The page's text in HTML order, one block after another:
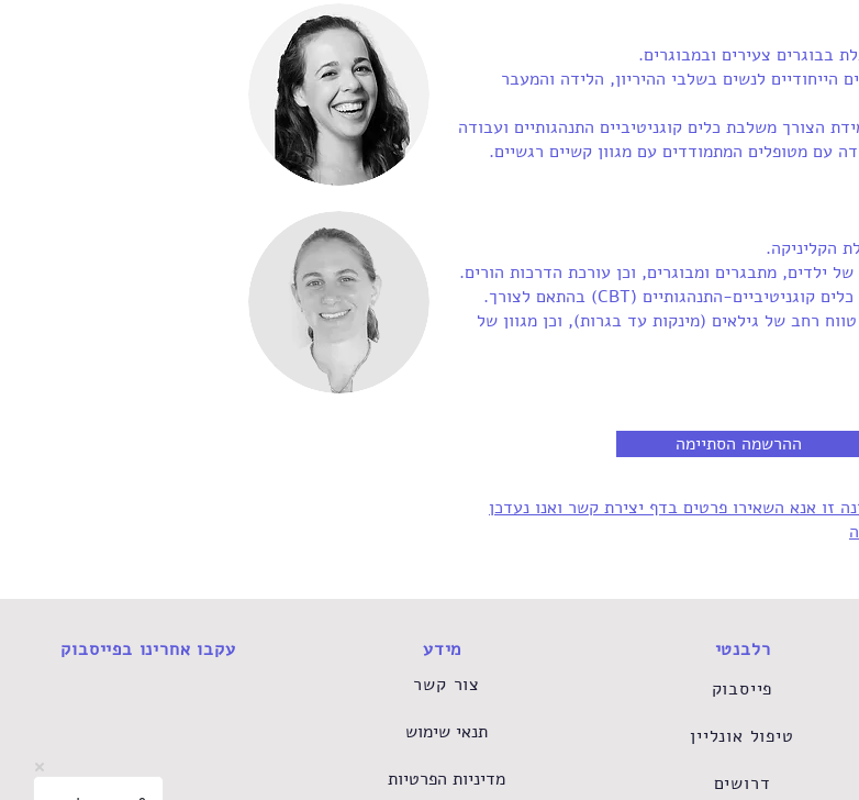
בבוגרים צעירים ובמבוגרים.
הייחודיים לנשים בשלבי ההיריון, הלידה והמעבר
הצורך משלבת כלים קוגניטיביים התנהגותיים ועבודה
עם מטופלים המתמודדים עם מגוון קשיים רגשיים.
הקליניקה.
של ילדים, מתבגרים ומבוגרים, וכן עורכת הדרכות הורים.
מטפלת בגישה דינאמית ומשלבת כלים קוגניטיביים-התנהגותיים (CBTׂׂ) בהתאם לצורך.
טווח רחב של גילאים (מינקות עד בגרות), וכן מגוון של
ההרשמה הסתיימה
זו אנא השאירו פרטים בדף יצירת קשר ואנו נעדכן
עקבו אחרינו בפייסבוק
מידע
צור קשר
תנאי שימוש
מדיניות הפרטיות
רלבנטי
פייסבוק
טיפול אונליין
דרושים